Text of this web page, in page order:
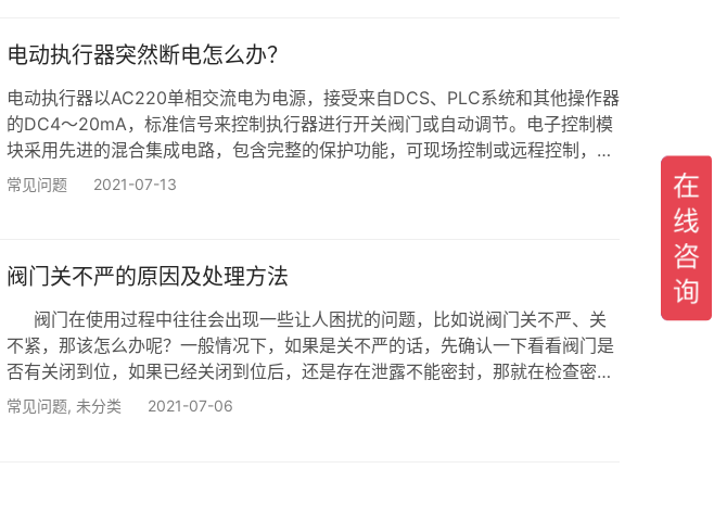
电动执行器突然断电怎么办？
电动执行器以AC220单相交流电为电源，接受来自DCS、PLC系统和其他操作器
的DC4～20mA，标准信号来控制执行器进行开关阀门或自动调节。电子控制模
块采用先进的混合集成电路，包含完整的保护功能，可现场控制或远程控制，被
设计成匣子形式，并用树脂浇铸密封。 电动执行器：驱动反馈量采用高性能导电
常见问题 2021-07-13
阀门关不严的原因及处理方法
阀门在使用过程中往往会出现一些让人困扰的问题，比如说阀门关不严、关
不紧，那该怎么办呢？一般情况下，如果是关不严的话，先确认一下看看阀门是
否有关闭到位，如果已经关闭到位后，还是存在泄露不能密封，那就在检查密封
面的情况，有些阀门的密封副是可拆卸的，那就拿出来进行研磨，再次试验，当
常见问题, 未分类 2021-07-06